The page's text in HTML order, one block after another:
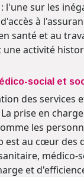
sur les
à
santé et au
activité
social et
des services
prise en
les
est au cœur des
médico-
et